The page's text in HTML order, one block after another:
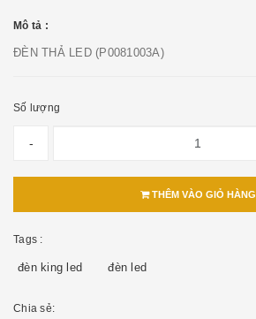
Mô tả :
ĐÈN THẢ LED (P0081003A)
Số lượng
-
THÊM VÀO GIỎ HÀNG
Tags :
đèn king led đèn led
Chia sẻ: